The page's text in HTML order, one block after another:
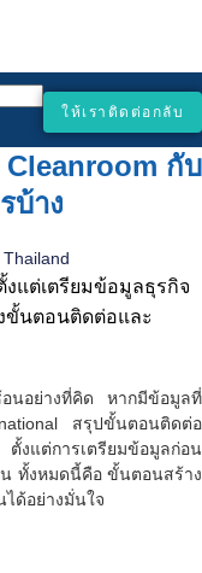
ให้เราติดต่อกลับ
กับ
บ้าง
Thailand
อนอย่างที่คิด หากมีข้อมูลที่
สรุปขั้นตอนติดต่อ
งแต่การเตรียมข้อมูลก่อน
ทั้งหมดนี้คือ ขั้นตอนสร้าง
ด้อย่างมั่นใจ